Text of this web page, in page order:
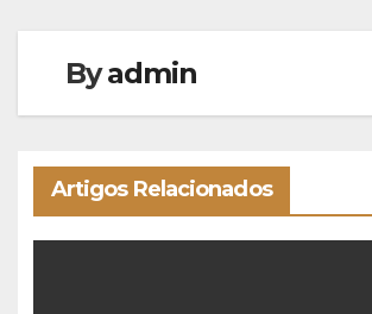
Byadmin
Artigos Relacionados